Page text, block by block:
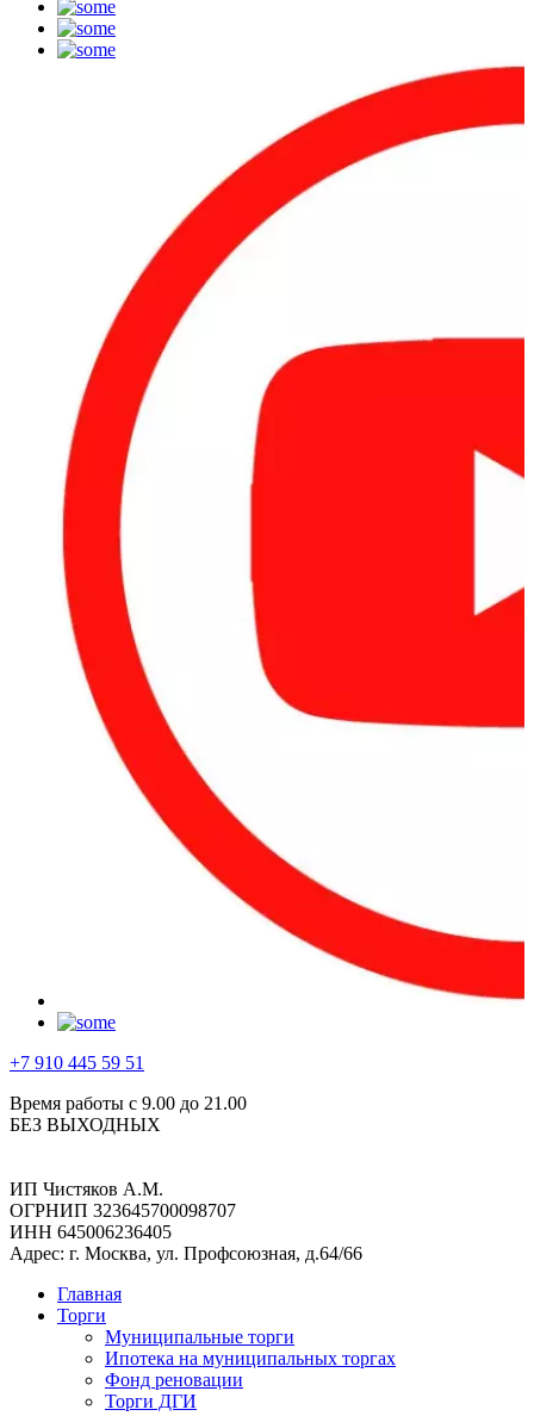
+7 910 445 59 51
Время работы с 9.00 до 21.00
БЕЗ ВЫХОДНЫХ
ИП Чистяков А.М.
ОГРНИП 323645700098707
ИНН 645006236405
Адрес: г. Москва, ул. Профсоюзная, д.64/66
Главная
Торги
Муниципальные торги
Ипотека на муниципальных торгах
Фонд реновации
Торги ДГИ